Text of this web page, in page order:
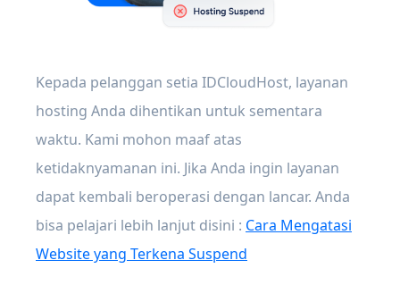
Kepada pelanggan setia IDCloudHost, layanan
hosting Anda dihentikan untuk sementara
waktu. Kami mohon maaf atas
ketidaknyamanan ini. Jika Anda ingin layanan
dapat kembali beroperasi dengan lancar. Anda
bisa pelajari lebih lanjut disini : Cara Mengatasi
Website yang Terkena Suspend